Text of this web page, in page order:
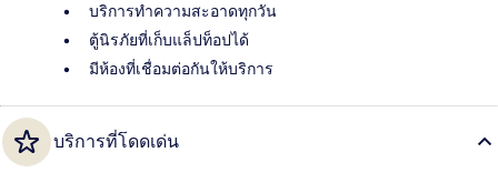
บริการทำความสะอาดทุกวัน
ตู้นิรภัยที่เก็บแล็ปท็อปได้
มีห้องที่เชื่อมต่อกันให้บริการ
บริการที่โดดเด่น